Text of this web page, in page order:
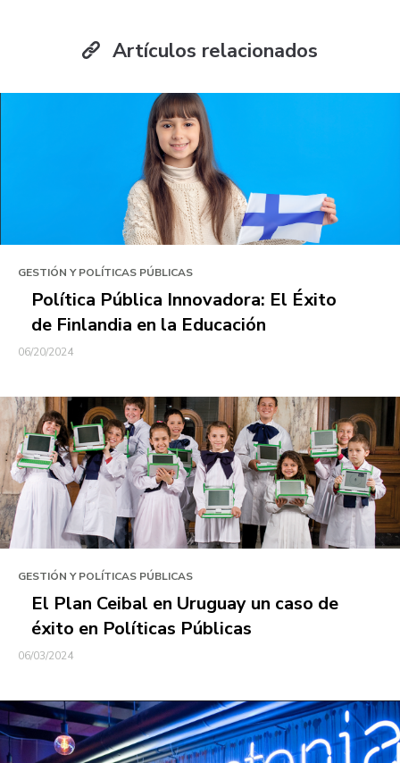
Artículos relacionados
GESTIÓN Y POLÍTICAS PÚBLICAS
Política Pública Innovadora: El Éxito
de Finlandia en la Educación
06/20/2024
GESTIÓN Y POLÍTICAS PÚBLICAS
El Plan Ceibal en Uruguay un caso de
éxito en Políticas Públicas
06/03/2024